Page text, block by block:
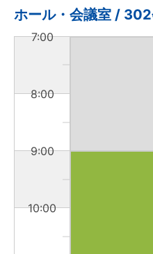
ホール・会議室 /
7:00
8:00
9:00
10:00